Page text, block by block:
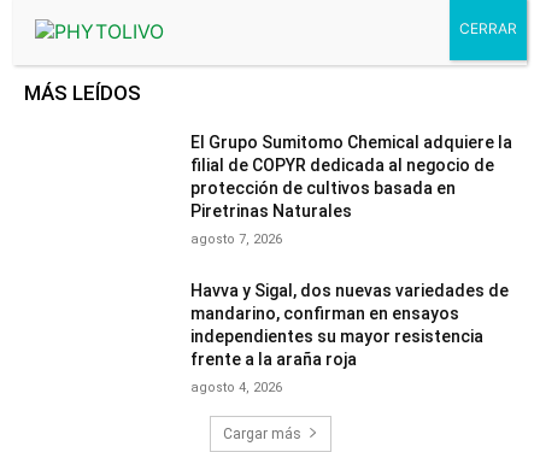
MÁS LEÍDOS
El Grupo Sumitomo Chemical adquiere la
filial de COPYR dedicada al negocio de
protección de cultivos basada en
Piretrinas Naturales
agosto 7, 2026
Havva y Sigal, dos nuevas variedades de
mandarino, confirman en ensayos
independientes su mayor resistencia
frente a la araña roja
agosto 4, 2026
Cargar más